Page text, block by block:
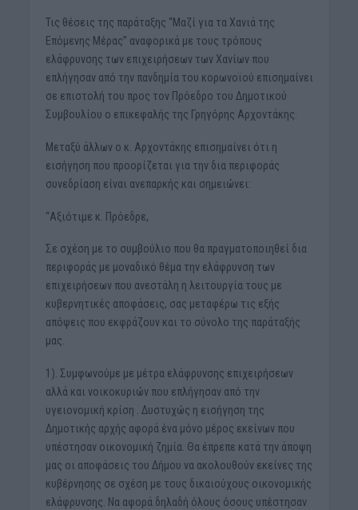
Τις θέσεις της παράταξης “Μαζί για τα Χανιά της
Επόμενης Μέρας” αναφορικά με τους τρόπους
ελάφρυνσης των επιχειρήσεων των Χανίων που
επλήγησαν από την πανδημία του κορωνοϊού επισημαίνει
σε επιστολή του προς τον Πρόεδρο του Δημοτικού
Συμβουλίου ο επικεφαλής της Γρηγόρης Αρχοντάκης.
Μεταξύ άλλων ο κ. Αρχοντάκης επισημαίνει ότι η
εισήγηση που προορίζεται για την δια περιφοράς
συνεδρίαση είναι ανεπαρκής και σημειώνει:
“Αξιότιμε κ. Πρόεδρε,
Σε σχέση με το συμβούλιο που θα πραγματοποιηθεί δια
περιφοράς με μοναδικό θέμα την ελάφρυνση των
επιχειρήσεων που ανεστάλη η λειτουργία τους με
κυβερνητικές αποφάσεις, σας μεταφέρω τις εξής
απόψεις που εκφράζουν και το σύνολο της παράταξής
μας.
1). Συμφωνούμε με μέτρα ελάφρυνσης επιχειρήσεων
αλλά και νοικοκυριών που επλήγησαν από την
υγειονομική κρίση . Δυστυχώς η εισήγηση της
Δημοτικής αρχής αφορά ένα μόνο μέρος εκείνων που
υπέστησαν οικονομική ζημία. Θα έπρεπε κατά την άποψη
μας οι αποφάσεις του Δήμου να ακολουθούν εκείνες της
κυβέρνησης σε σχέση με τους δικαιούχους οικονομικής
ελάφρυνσης. Να αφορά δηλαδή όλους όσους υπέστησαν